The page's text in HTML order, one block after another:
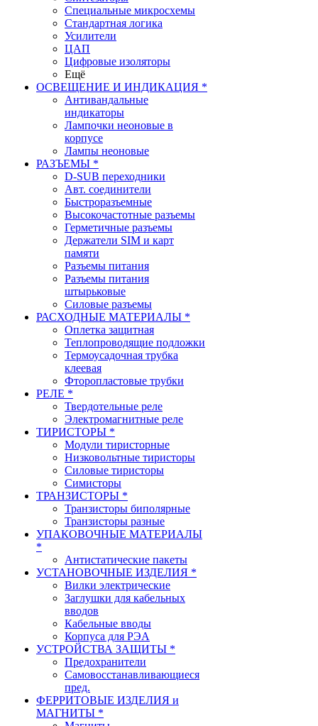
Специальные микросхемы
Стандартная логика
Усилители
ЦАП
Цифровые изоляторы
Ещё
ОСВЕЩЕНИЕ И ИНДИКАЦИЯ *
Антивандальные
индикаторы
Лампочки неоновые в
корпусе
Лампы неоновые
РАЗЪЕМЫ *
D-SUB переходники
Авт. соединители
Быстроразъемные
Высокочастотные разъемы
Герметичные разъемы
Держатели SIM и карт
памяти
Разъемы питания
Разъемы питания
штырьковые
Силовые разъемы
РАСХОДНЫЕ МАТЕРИАЛЫ *
Оплетка защитная
Теплопроводящие подложки
Термоусадочная трубка
клеевая
Фторопластовые трубки
РЕЛЕ *
Твердотельные реле
Электромагнитные реле
ТИРИСТОРЫ *
Модули тиристорные
Низковольтные тиристоры
Силовые тиристоры
Симисторы
ТРАНЗИСТОРЫ *
Транзисторы биполярные
Транзисторы разные
УПАКОВОЧНЫЕ МАТЕРИАЛЫ
*
Антистатические пакеты
УСТАНОВОЧНЫЕ ИЗДЕЛИЯ *
Вилки электрические
Заглушки для кабельных
вводов
Кабельные вводы
Корпуса для РЭА
УСТРОЙСТВА ЗАЩИТЫ *
Предохранители
Самовосстанавливающиеся
пред.
ФЕРРИТОВЫЕ ИЗДЕЛИЯ и
МАГНИТЫ *